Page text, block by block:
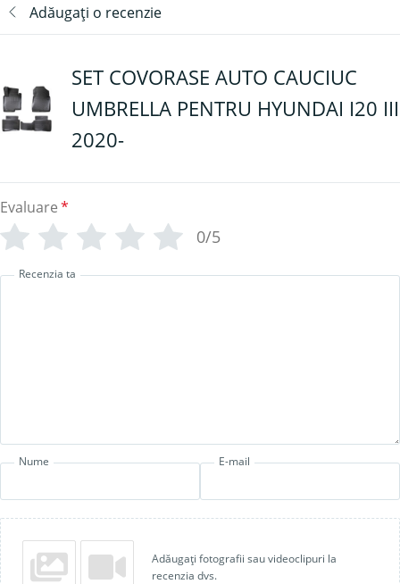
Adăugați o recenzie
SET COVORASE AUTO CAUCIUC
UMBRELLA PENTRU HYUNDAI I20 III
2020-
Evaluare*
0/5
Recenzia ta
Nume E-mail
Adăugați fotografii sau videoclipuri la
recenzia dvs.